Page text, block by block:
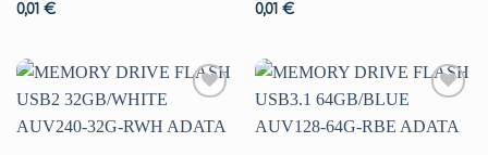
0,01 €
0,01 €
alla lista
alla lista